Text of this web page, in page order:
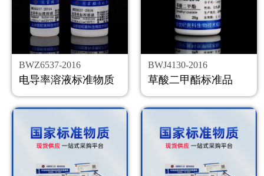
BWZ6537-2016
电导率溶液标准物质
BWJ4130-2016
草酸二甲酯标准品
购物车
会员中心
联系我们
返回主页